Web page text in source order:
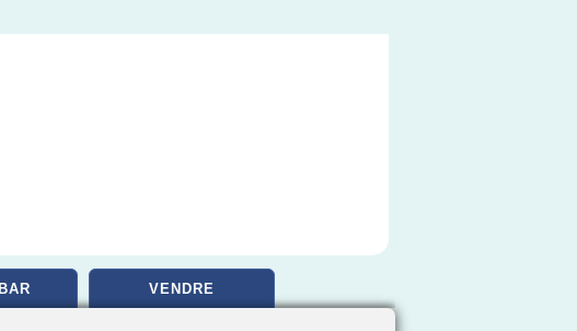
VENDRE